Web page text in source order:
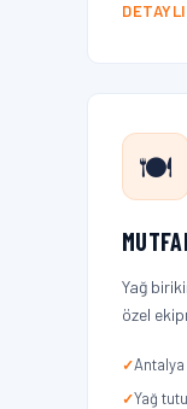
🍽️
Yağ
özel
Antalya
Yağ